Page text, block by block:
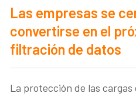
Las empresas se
convertirse en el
filtración de datos
La protección de las